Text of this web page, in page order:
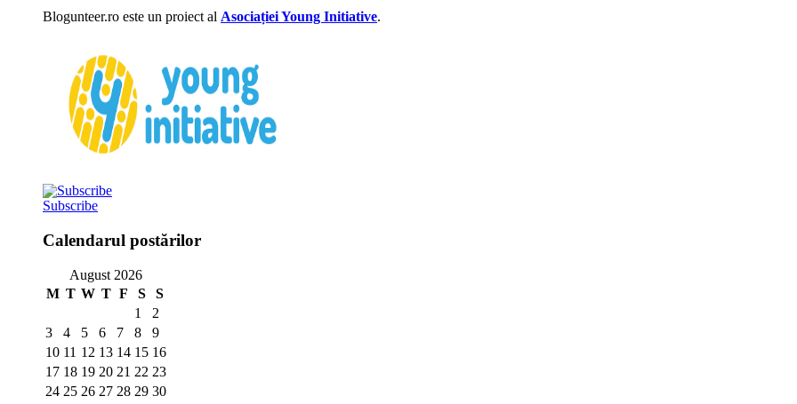
Blogunteer.ro este un proiect al Asociației Young Initiative.
Subscribe
Calendarul postărilor
August 2026
M T W T F S
S
1
2
3
4 5 6 7 8
9
10 11 12 13 14 15 16
17 18 19 20 21 22 23
24 25 26 27 28 29 30